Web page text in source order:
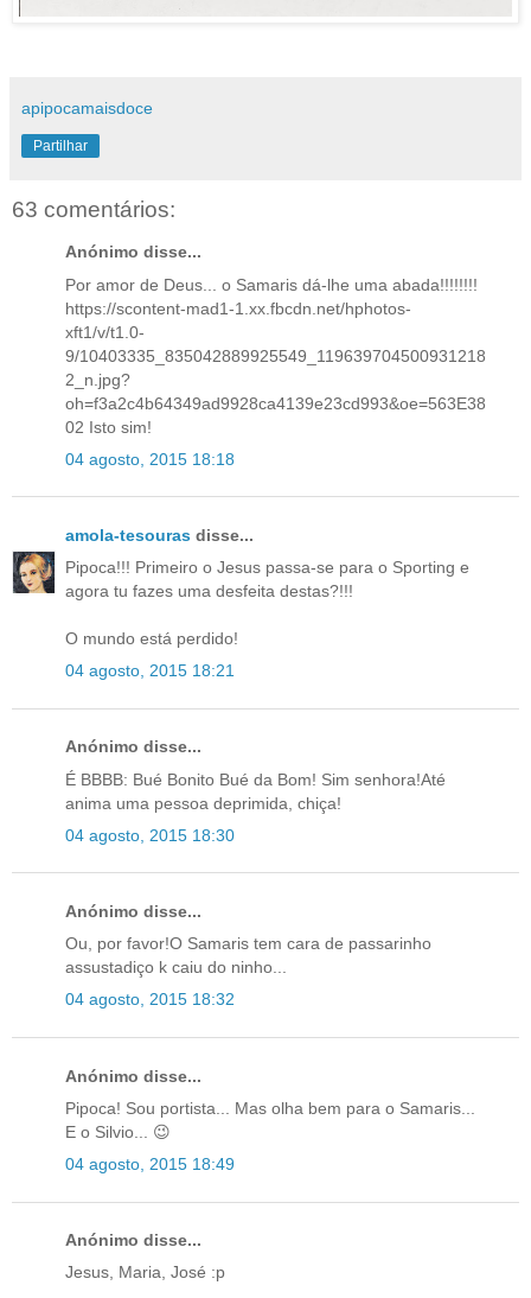
apipocamaisdoce
Partilhar
63 comentários:
Anónimo disse...
Por amor de Deus... o Samaris dá-lhe uma abada!!!!!!!!
https://scontent-mad1-1.xx.fbcdn.net/hphotos-
xft1/v/t1.0-
9/10403335_835042889925549_119639704500931218
2_n.jpg?
oh=f3a2c4b64349ad9928ca4139e23cd993&oe=563E38
02 Isto sim!
04 agosto, 2015 18:18
amola-tesouras disse...
Pipoca!!! Primeiro o Jesus passa-se para o Sporting e
agora tu fazes uma desfeita destas?!!!
O mundo está perdido!
04 agosto, 2015 18:21
Anónimo disse...
É BBBB: Bué Bonito Bué da Bom! Sim senhora!Até
anima uma pessoa deprimida, chiça!
04 agosto, 2015 18:30
Anónimo disse...
Ou, por favor!O Samaris tem cara de passarinho
assustadiço k caiu do ninho...
04 agosto, 2015 18:32
Anónimo disse...
Pipoca! Sou portista... Mas olha bem para o Samaris...
E o Silvio... 😉
04 agosto, 2015 18:49
Anónimo disse...
Jesus, Maria, José :p